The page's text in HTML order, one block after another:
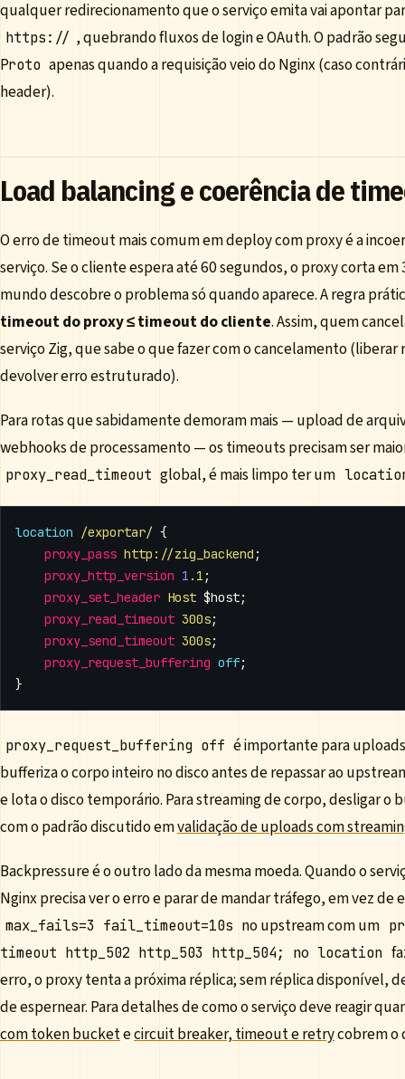
qualquer redirecionamento que o serviço emita vai apontar
https:// , quebrando fluxos de login e OAuth. O padrão
Proto apenas quando a requisição veio do Nginx (caso
header).
Load balancing e coerência de
O erro de timeout mais comum em deploy com proxy é a
serviço. Se o cliente espera até 60 segundos, o proxy corta
mundo descobre o problema só quando aparece. A regra
timeout do proxy ≤ timeout do cliente. Assim, quem
serviço Zig, que sabe o que fazer com o cancelamento
devolver erro estruturado).
Para rotas que sabidamente demoram mais — upload de
webhooks de processamento — os timeouts precisam ser
proxy_read_timeout global, é mais limpo ter um
location /exportar/ {
proxy_pass http://zig_backend ;
proxy_http_version 1 .1 ;
proxy_set_header Host $host;
proxy_read_timeout 300s;
proxy_send_timeout 300s;
proxy_request_buffering off;
}
proxy_request_buffering off é importante para
bufferiza o corpo inteiro no disco antes de repassar ao
e lota o disco temporário. Para streaming de corpo, desligar o
com o padrão discutido emvalidação de uploads com
Backpressure é o outro lado da mesma moeda. Quando o
Nginx precisa ver o erro e parar de mandar tráfego, em vez de
max_fails=3 fail_timeout=10s no upstream com um
timeout http_502 http_503 http_504;
no location
erro, o proxy tenta a próxima réplica; sem réplica disponível,
de espernear. Para detalhes de como o serviço deve reagir
com token bucketecircuit breaker, timeout e retrycobrem o